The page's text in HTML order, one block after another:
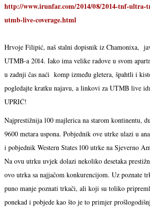
http://www.irunfar.com/2014/08/2014-tnf-ultra-
utmb-live-coverage.html
Hrvoje Filipić, naš stalni dopisnik iz Chamonixa,
UTMB-a 2014. Iako ima velike radove u svom
u zadnji čas naći komp između gletera, špahtli i
pogledajte kratku najavu, a linkovi za UTMB live
UPRIĆ!
Najprestižnija 100 majlerica na starom kontinentu,
9600 metara uspona. Pobjednik ove utrke ulazi u
i pobjednik Western States 100 utrke na Sjeverno
Na ovu utrku uvjek dolazi nekoliko desetaka
ovo utrka sa najjačom konkurencijom. Uz poznate
puno manje poznati trkači, ali koji su toliko
ponekad i pobjede kao što je to primjer